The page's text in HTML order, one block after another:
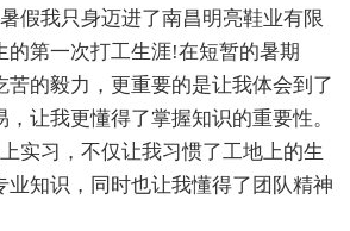
假我只身迈进了南昌明亮鞋业有限
的第一次打工生涯!在短暂的暑期
苦的毅力，更重要的是让我体会到了
让我更懂得了掌握知识的重要性。
实习，不仅让我习惯了工地上的生
业知识，同时也让我懂得了团队精神